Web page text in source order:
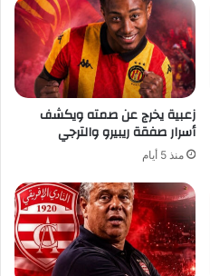
زعبية يخرج عن صمته ويكشف
أسرار صفقة ريبيرو والترجي
منذ 5 أيام